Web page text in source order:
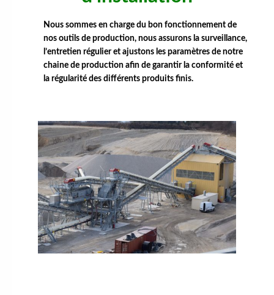
Nous sommes en charge du bon fonctionnement de
nos outils de production, nous assurons la surveillance,
l’entretien régulier et ajustons les paramètres de notre
chaine de production afin de garantir la conformité et
la régularité des différents produits finis.